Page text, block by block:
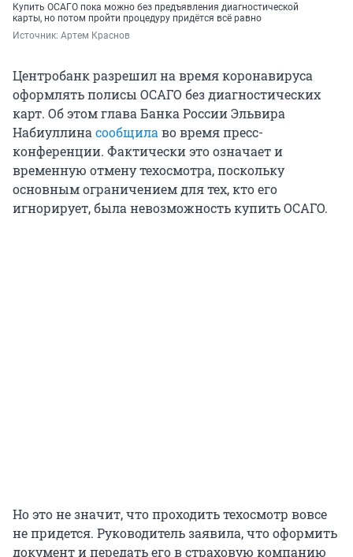
Купить ОСАГО пока можно без предъявления диагностической
карты, но потом пройти процедуру придётся всё равно
Источник: Артем Краснов
Центробанк разрешил на время коронавируса
оформлять полисы ОСАГО без диагностических
карт. Об этом глава Банка России Эльвира
Набиуллина сообщила во время пресс-
конференции. Фактически это означает и
временную отмену техосмотра, поскольку
основным ограничением для тех, кто его
игнорирует, была невозможность купить ОСАГО.
Но это не значит, что проходить техосмотр вовсе
не придется. Руководитель заявила, что оформить
документ и передать его в страховую компанию